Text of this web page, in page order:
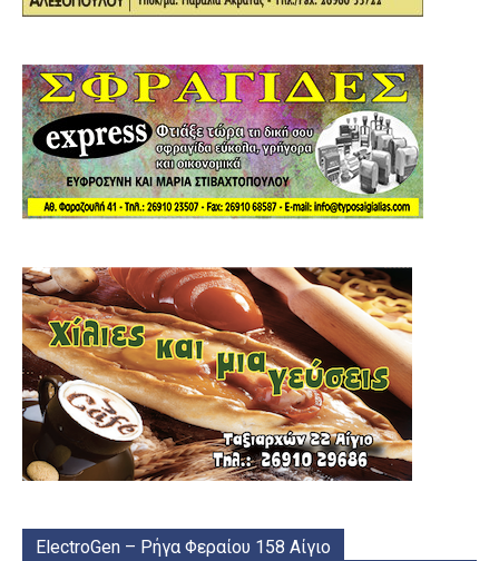
ElectroGen – Ρήγα Φεραίου 158 Αίγιο